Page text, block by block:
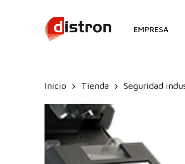
EMPRESA
Inicio Tienda Seguridad